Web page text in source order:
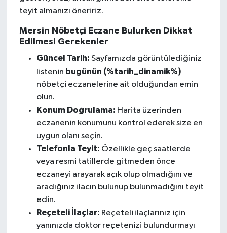
teyit almanızı öneririz.
Mersin Nöbetçi Eczane Bulurken Dikkat
Edilmesi Gerekenler
Güncel Tarih: Sayfamızda görüntülediğiniz
listenin bugünün (%tarih_dinamik%)
nöbetçi eczanelerine ait olduğundan emin
olun.
Konum Doğrulama: Harita üzerinden
eczanenin konumunu kontrol ederek size en
uygun olanı seçin.
Telefonla Teyit: Özellikle geç saatlerde
veya resmi tatillerde gitmeden önce
eczaneyi arayarak açık olup olmadığını ve
aradığınız ilacın bulunup bulunmadığını teyit
edin.
Reçeteli İlaçlar: Reçeteli ilaçlarınız için
yanınızda doktor reçetenizi bulundurmayı